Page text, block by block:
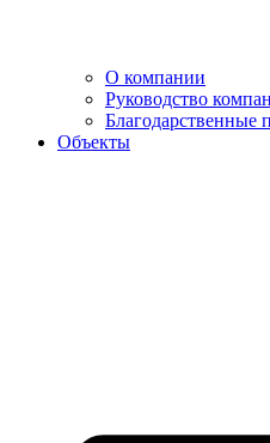
О компании
Руководство
Благодарственные
Объекты